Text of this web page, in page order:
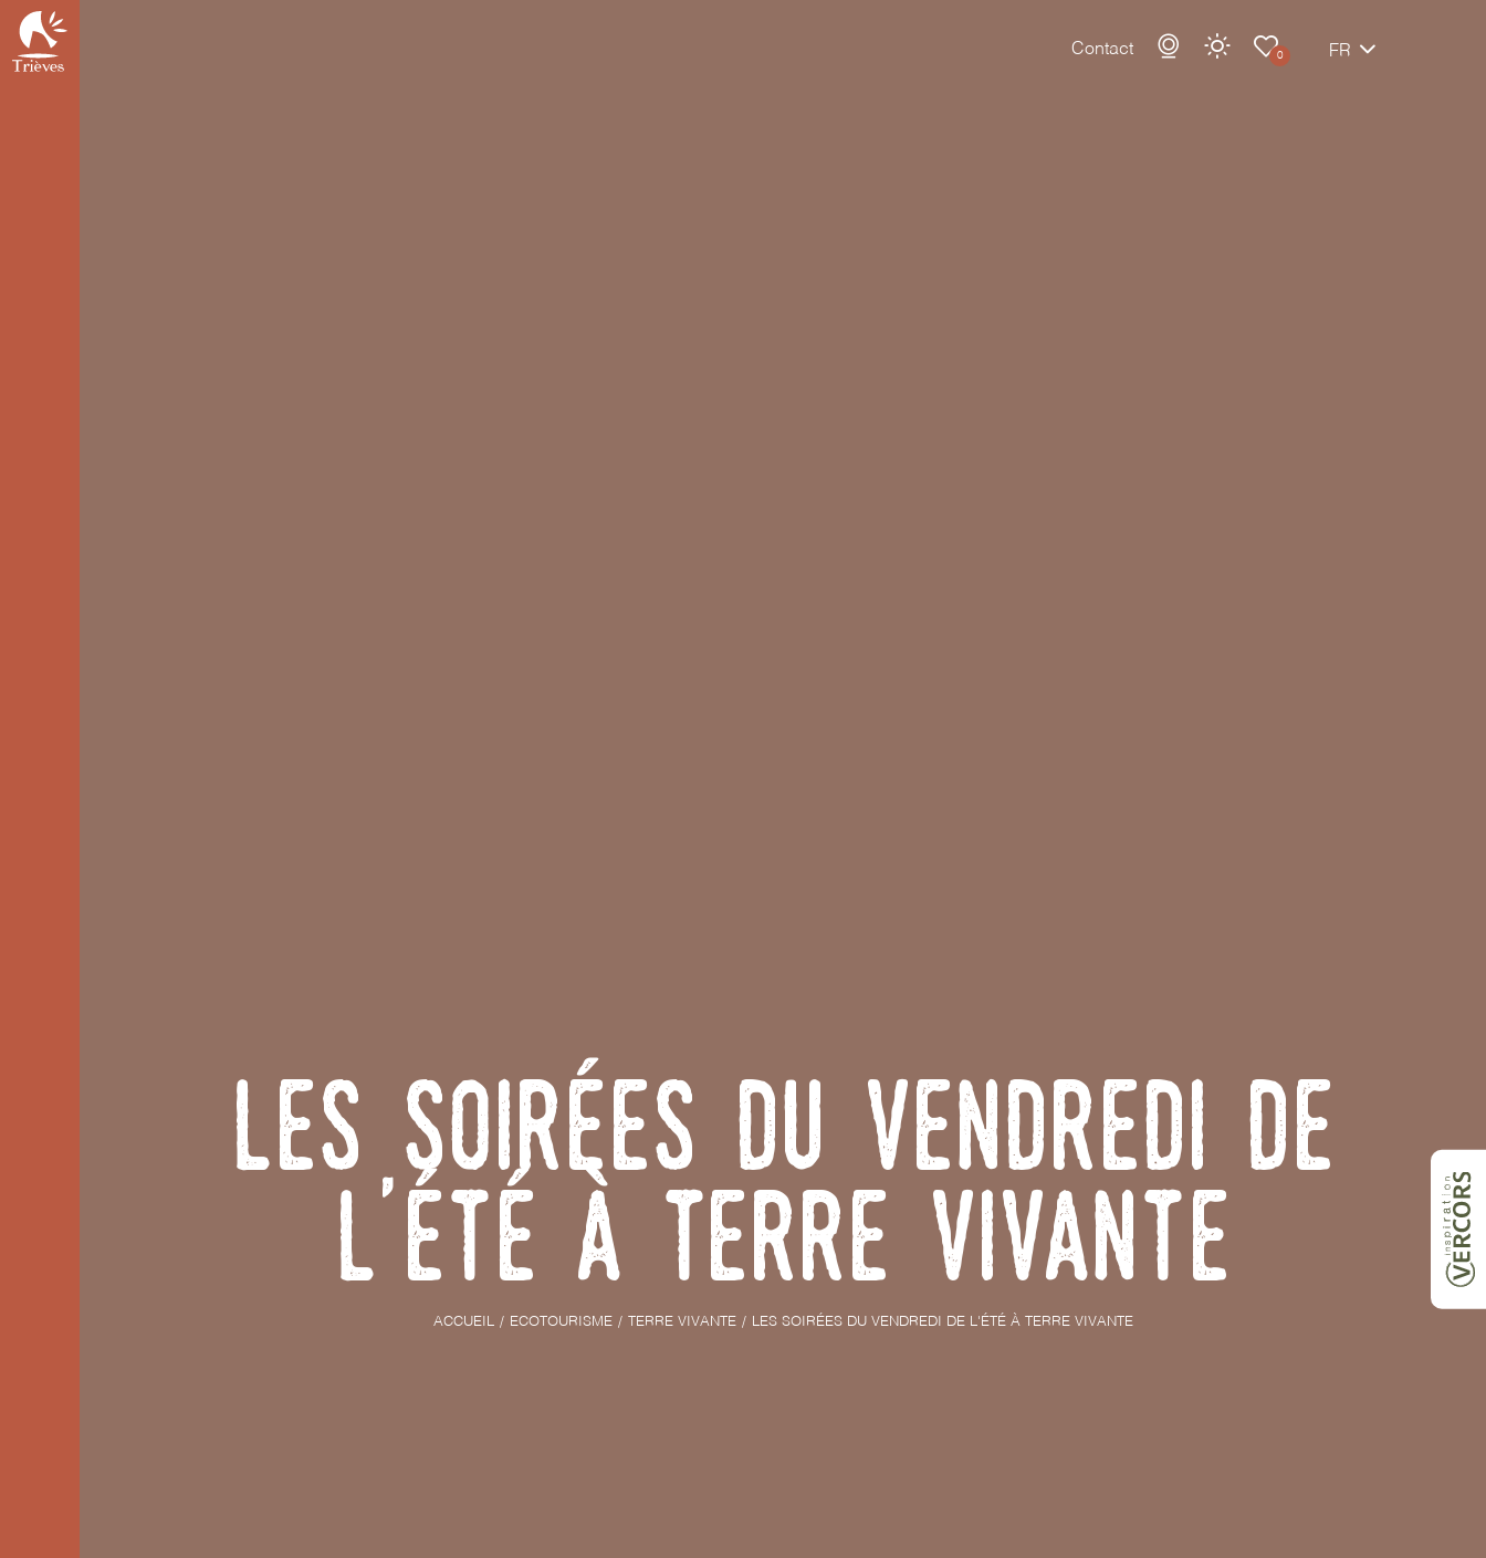
Contact 0 FR
Les Soirées du Vendredi de
l'été à Terre Vivante
ACCUEIL ECOTOURISME TERRE VIVANTE LES SOIRÉES DU VENDREDI DE L'ÉTÉ À TERRE VIVANTE